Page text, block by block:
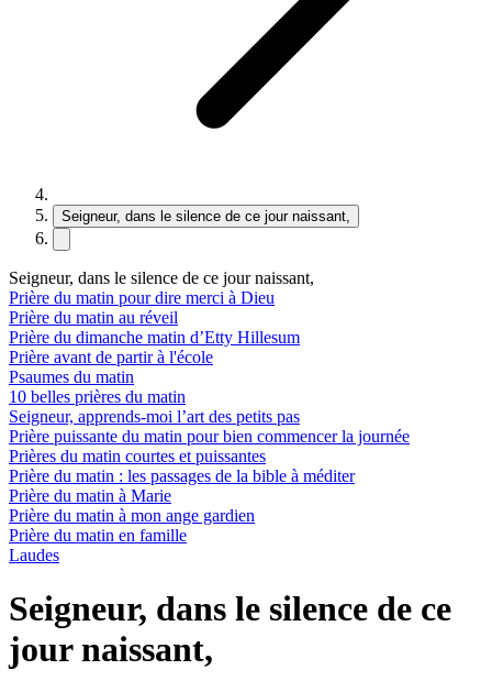
Seigneur, dans le silence de ce jour naissant,
Seigneur, dans le silence de ce jour naissant,
Prière du matin pour dire merci à Dieu
Prière du matin au réveil
Prière du dimanche matin d’Etty Hillesum
Prière avant de partir à l'école
Psaumes du matin
10 belles prières du matin
Seigneur, apprends-moi l’art des petits pas
Prière puissante du matin pour bien commencer la journée
Prières du matin courtes et puissantes
Prière du matin : les passages de la bible à méditer
Prière du matin à Marie
Prière du matin à mon ange gardien
Prière du matin en famille
Laudes
Seigneur, dans le silence de ce
jour naissant,